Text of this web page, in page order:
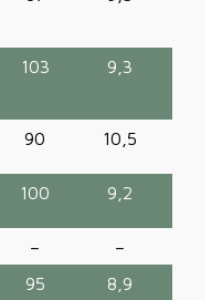
103 9,3
90 10,5
100 9,2
– –
95 8,9